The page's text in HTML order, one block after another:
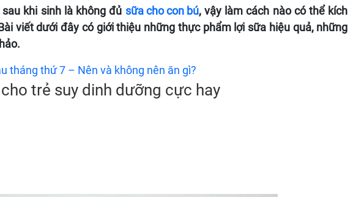
khi sinh là không đủ sữa cho con bú, vậy làm cách nào có thể kích
viết dưới đây có giới thiệu những thực phẩm lợi sữa hiệu quả, những
tháng thứ 7 – Nên và không nên ăn gì?
trẻ suy dinh dưỡng cực hay